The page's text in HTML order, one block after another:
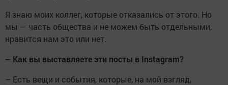
Я знаю моих коллег, которые отказались от этого. Но
мы — часть общества и не можем быть отдельными,
нравится нам это или нет.
– Как вы выставляете эти посты в Instagram?
– Есть вещи и события, которые, на мой взгляд,